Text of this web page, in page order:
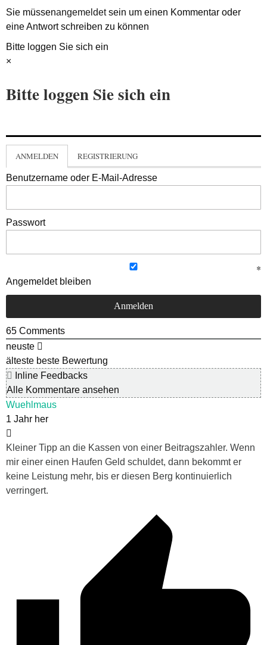
Sie müssenangemeldetsein um einen Kommentar oder
eine Antwort schreiben zu können
Bitte loggen Sie sich ein
×
Bitte loggen Sie sich ein
ANMELDEN REGISTRIERUNG
Benutzername oder E-Mail-Adresse
Passwort
Angemeldet bleiben
65 Comments
neuste
älteste beste Bewertung
Inline Feedbacks
Alle Kommentare ansehen
Wuehlmaus
1 Jahr her
Kleiner Tipp an die Kassen von einer Beitragszahler. Wenn
mir einer einen Haufen Geld schuldet, dann bekommt er
keine Leistung mehr, bis er diesen Berg kontinuierlich
verringert.